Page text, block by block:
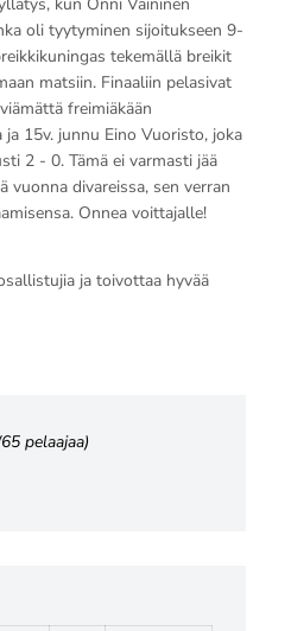
oli tyytyminen sijoitukseen 9-
tekemällä breikit
matsiin. Finaaliin pelasivat
freimiäkään
15v. junnu Eino Vuoristo, joka
2 - 0. Tämä ei varmasti jää
vuonna divareissa, sen verran
Onnea voittajalle!
ja toivottaa hyvää
pelaajaa)